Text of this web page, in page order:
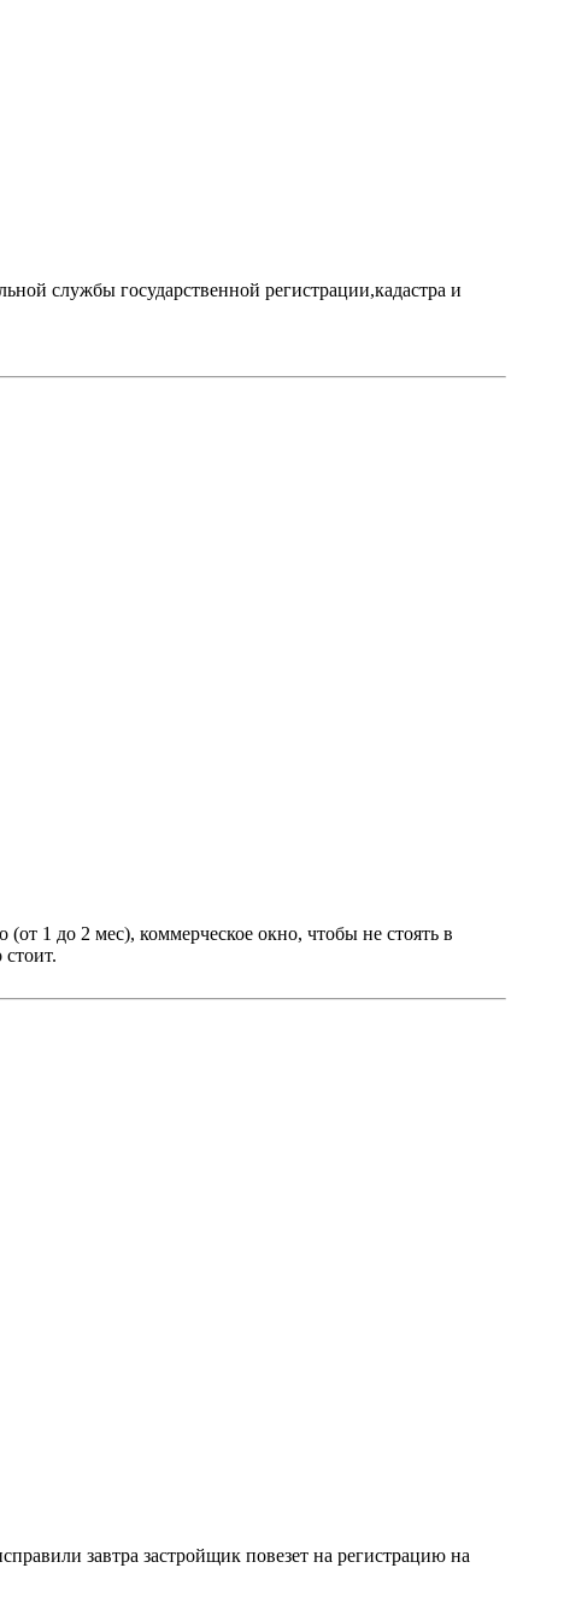
службы государственной регистрации,кадастра и
(от 1 до 2 мес), коммерческое окно, чтобы не стоять в
завтра застройщик повезет на регистрацию на